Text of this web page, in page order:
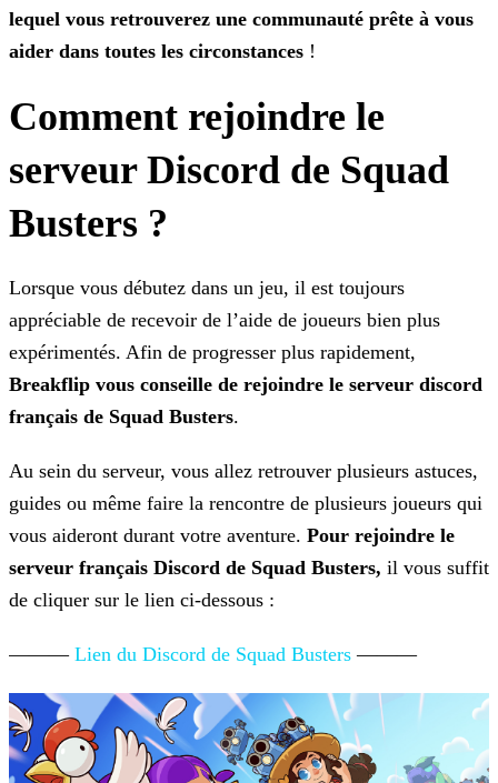
lequel vous retrouverez une communauté prête à vous
aider dans toutes les circonstances !
Comment rejoindre le
serveur Discord de Squad
Busters ?
Lorsque vous débutez dans un jeu, il est toujours
appréciable de recevoir de l’aide de joueurs bien plus
expérimentés. Afin de progresser plus rapidement,
Breakflip vous conseille de rejoindre le serveur discord
français de Squad Busters.
Au sein du serveur, vous allez retrouver plusieurs astuces,
guides ou même faire la rencontre de plusieurs joueurs qui
vous aideront durant votre aventure. Pour rejoindre le
serveur français Discord de Squad Busters, il vous suffit
de cliquer sur le lien ci-dessous :
——— Lien du Discord de Squad Busters ———